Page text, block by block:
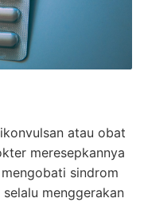
atau obat
meresepkannya
sindrom
menggerakan